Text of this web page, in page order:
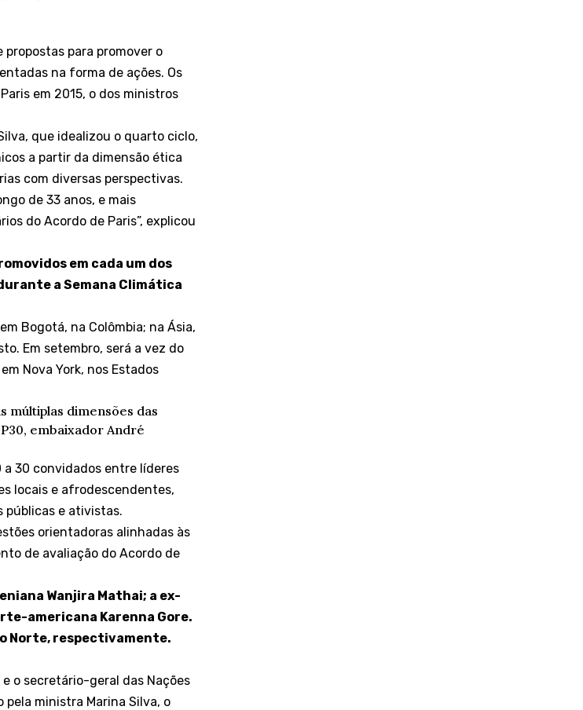
para promover o
na forma de ações. Os
em 2015, o dos ministros
que idealizou o quarto ciclo,
a partir da dimensão ética
com diversas perspectivas.
de 33 anos, e mais
do Acordo de Paris”, explicou
em cada um dos
a Semana Climática
Bogotá, na Colômbia; na Ásia,
Em setembro, será a vez do
Nova York, nos Estados
múltiplas dimensões das
embaixador André
30 convidados entre líderes
locais e afrodescendentes,
públicas e ativistas.
orientadoras alinhadas às
de avaliação do Acordo de
Wanjira Mathai; a ex-
americana Karenna Gore.
Norte, respectivamente.
o secretário-geral das Nações
ministra Marina Silva, o